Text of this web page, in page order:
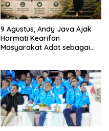
9 Agustus, Andy Java Ajak
Hormati Kearifan
Masyarakat Adat sebagai